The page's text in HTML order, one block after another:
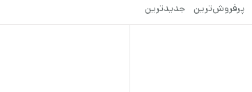
پرفروش‌ترین جدید‌ترین